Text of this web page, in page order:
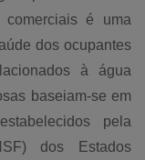
é uma
dos ocupantes
à água
baseiam-se em
pela
dos Estados